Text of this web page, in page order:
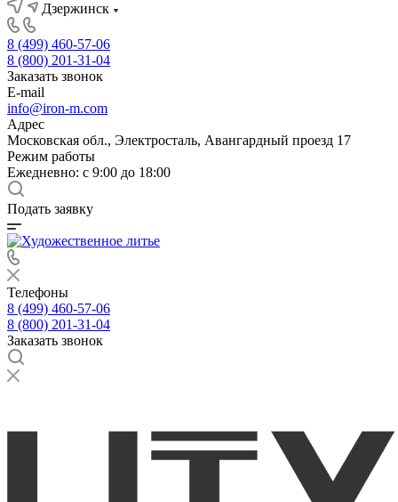
Дзержинск
8 (499) 460-57-06
8 (800) 201-31-04
Заказать звонок
E-mail
info@iron-m.com
Адрес
Московская обл., Электросталь, Авангардный проезд 17
Режим работы
Ежедневно: с 9:00 до 18:00
Подать заявку
Телефоны
8 (499) 460-57-06
8 (800) 201-31-04
Заказать звонок